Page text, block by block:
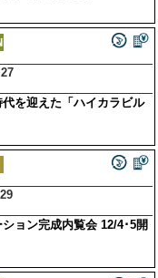
を迎えた「ハイカラビル
ション完成内覧会 12/4･5開